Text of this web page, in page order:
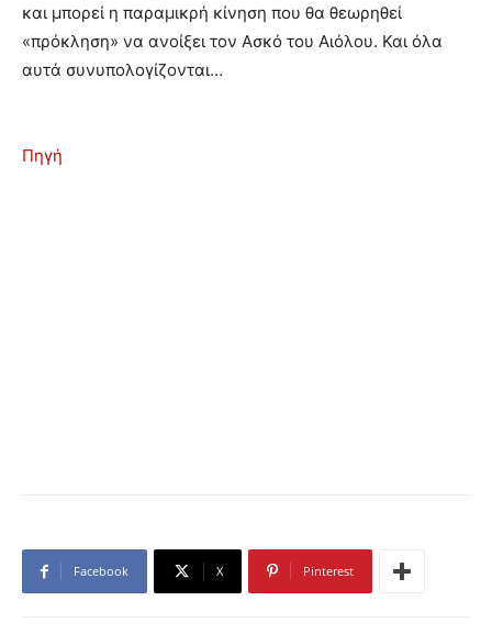
και μπορεί η παραμικρή κίνηση που θα θεωρηθεί
«πρόκληση» να ανοίξει τον Ασκό του Αιόλου. Και όλα
αυτά συνυπολογίζονται…
Πηγή
Facebook X Pinterest